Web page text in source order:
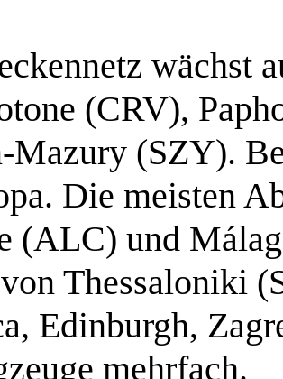
wächst
(CRV),
Mazury (SZY).
Die meisten
(ALC) und
Thessaloniki
Edinburgh,
mehrfach.